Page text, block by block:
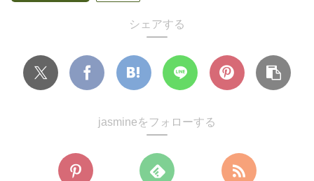
シェアする
jasmineをフォローする